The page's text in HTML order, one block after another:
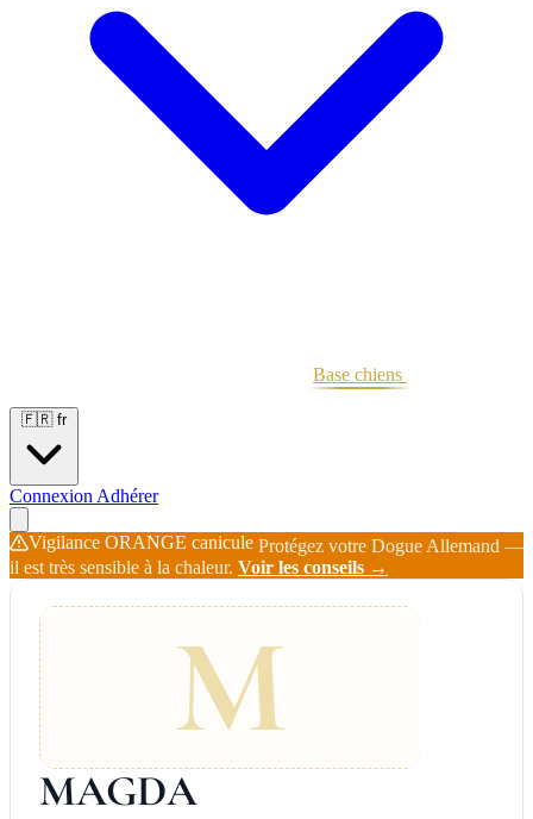
Base chiens
🇫🇷 fr
Connexion Adhérer
Vigilance ORANGE canicule Protégez votre Dogue Allemand —
il est très sensible à la chaleur. Voir les conseils →
M
MAGDA